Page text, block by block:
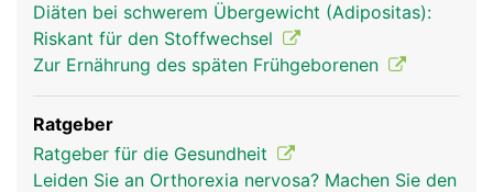
Diäten bei schwerem Übergewicht (Adipositas):
Riskant für den Stoffwechsel
Zur Ernährung des späten Frühgeborenen
Ratgeber
Ratgeber für die Gesundheit
Leiden Sie an Orthorexia nervosa? Machen Sie den